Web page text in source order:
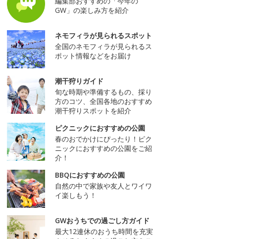
GW」の楽しみ方を紹介
ネモフィラが見られるスポット
全国のネモフィラが見られるス
ポット情報などをお届け
潮干狩りガイド
旬な時期や準備するもの、採り
方のコツ、全国各地のおすすめ
潮干狩りスポットを紹介
ピクニックにおすすめの公園
春のおでかけにぴったり！ピク
ニックにおすすめの公園をご紹
介！
BBQにおすすめの公園
自然の中で家族や友人とワイワ
イ楽しもう！
GWおうちでの過ごし方ガイド
最大12連休のおうち時間を充実